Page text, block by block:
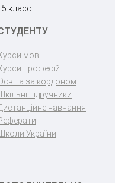
класс
мов
професій
за кордоном
Шкільні підручники
навчання
Школи України